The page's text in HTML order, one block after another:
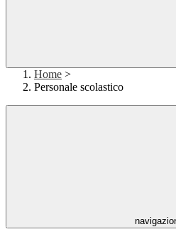
Home >
Personale scolastico